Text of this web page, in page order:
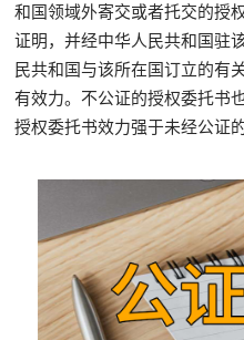
和国领域外寄交或者托交的授
证明，并经中华人民共和国驻
民共和国与该所在国订立的有
有效力。不公证的授权委托书
授权委托书效力强于未经公证